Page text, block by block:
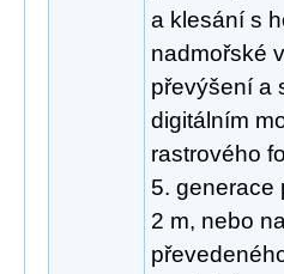
a klesání s
nadmořské
převýšení a
digitálním
rastrového
5. generace
2 m, nebo